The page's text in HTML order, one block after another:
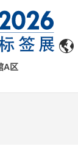
A区